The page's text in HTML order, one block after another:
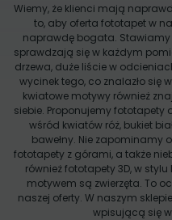
Wiemy, że klienci mają
to, aby oferta fototapet w
naprawdę bogata. Stawiamy
sprawdzają się w każdym
drzewa, duże liście w
wycinek tego, co znalazło się
kwiatowe motywy również
siebie. Proponujemy
wśród kwiatów róż, bukiet
bawełny. Nie zapominamy
fototapety z górami, a także
również fototapety 3D, w
motywem są zwierzęta. To
naszej oferty. W naszym
wpisującą się